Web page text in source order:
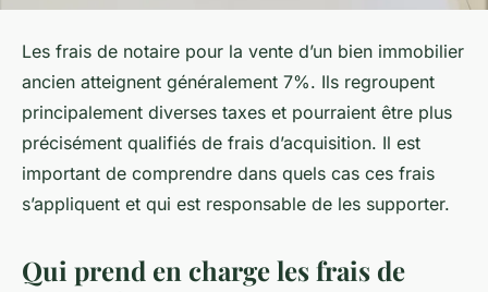
Les frais de notaire pour la vente d’un bien immobilier
ancien atteignent généralement 7%. Ils regroupent
principalement diverses taxes et pourraient être plus
précisément qualifiés de frais d’acquisition. Il est
important de comprendre dans quels cas ces frais
s’appliquent et qui est responsable de les supporter.
Qui prend en charge les frais de